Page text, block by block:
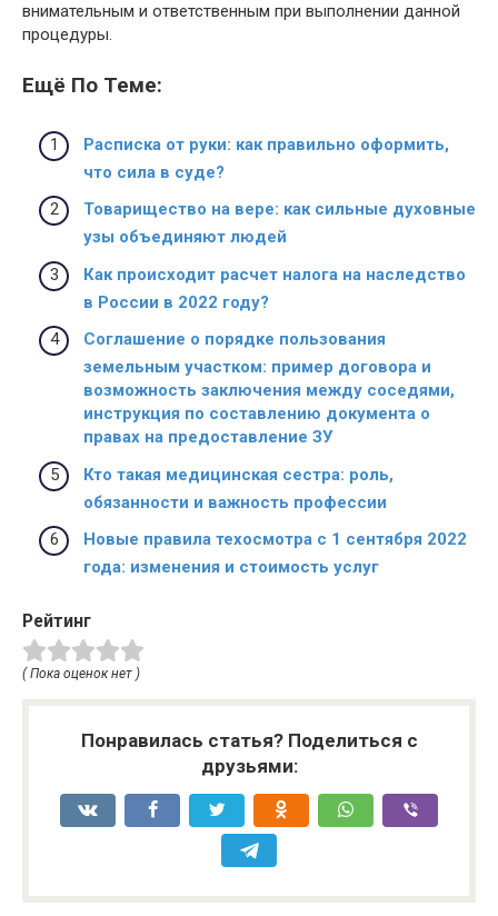
внимательным и ответственным при выполнении данной
процедуры.
Ещё По Теме:
Расписка от руки: как правильно оформить,
что сила в суде?
Товарищество на вере: как сильные духовные
узы объединяют людей
Как происходит расчет налога на наследство
в России в 2022 году?
Соглашение о порядке пользования
земельным участком: пример договора и
возможность заключения между соседями,
инструкция по составлению документа о
правах на предоставление ЗУ
Кто такая медицинская сестра: роль,
обязанности и важность профессии
Новые правила техосмотра с 1 сентября 2022
года: изменения и стоимость услуг
Рейтинг
( Пока оценок нет )
Понравилась статья? Поделиться с
друзьями: